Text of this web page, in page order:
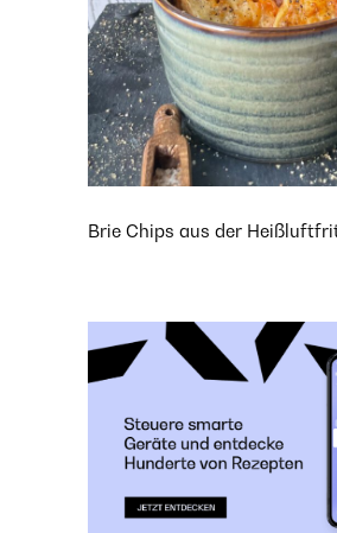
Brie Chips aus der